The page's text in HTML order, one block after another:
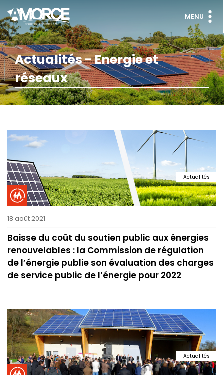
MENU
Actualités - Energie et
réseaux
Actualités
18 août 2021
Baisse du coût du soutien public aux énergies
renouvelables : la Commission de régulation
de l’énergie publie son évaluation des charges
de service public de l’énergie pour 2022
Actualités